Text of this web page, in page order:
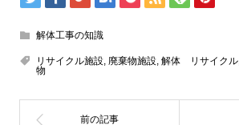
解体工事の知識
リサイクル施設, 廃棄物施設, 解体 リサイクル,
物